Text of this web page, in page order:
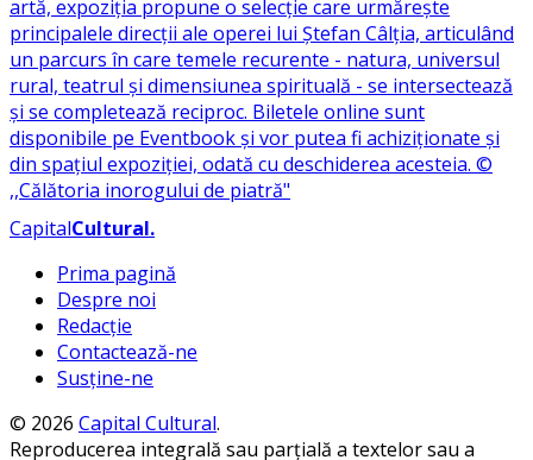
CapitalCultural.
Prima pagină
Despre noi
Redacție
Contactează-ne
Susține-ne
© 2026 Capital Cultural.
Reproducerea integrală sau parțială a textelor sau a